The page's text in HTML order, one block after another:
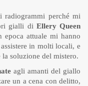
radiogrammi perché mi
gialli di Ellery Queen
attuale mi hanno
in molti locali, e
soluzione del mistero.
agli amanti del giallo
un a cena con delitto,